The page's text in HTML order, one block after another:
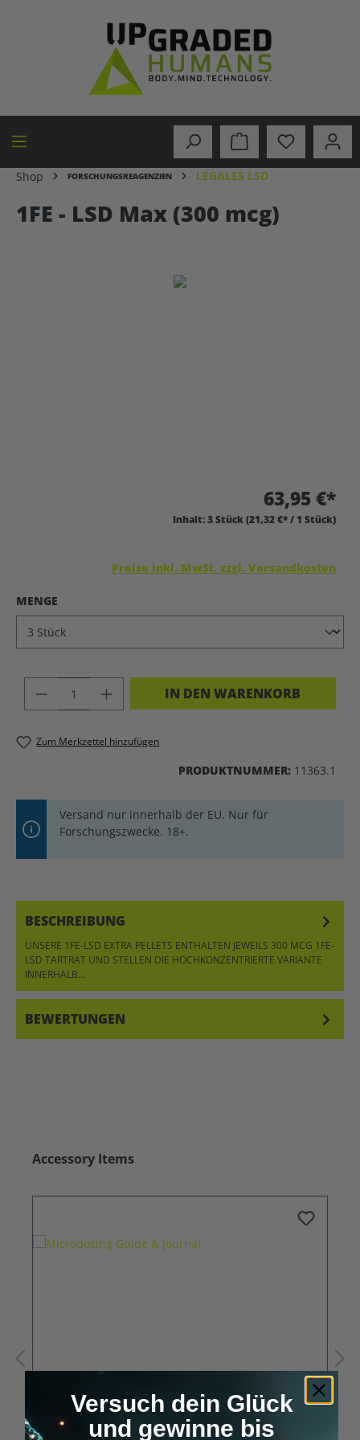
Shop FORSCHUNGSREAGENZIEN LEGALES LSD
1FE - LSD Max (300 mcg)
63,95 €*
Inhalt:3 Stück(21,32 €* / 1 Stück)
Preise inkl. MwSt. zzgl. Versandkosten
MENGE
PRODUKT ANZAHL: GIB DEN
IN DEN WARENKORB
Zum Merkzettel hinzufügen
PRODUKTNUMMER: 11363.1
Versand nur innerhalb der EU. Nur für
Forschungszwecke. 18+.
BESCHREIBUNG
UNSERE 1FE-LSD EXTRA PELLETS ENTHALTEN JEWEILS 300 MCG 1FE-
LSD TARTRAT UND STELLEN DIE HOCHKONZENTRIERTE VARIANTE
INNERHALB…
BEWERTUNGEN
Produktgalerie überspringen
Accessory Items
Versuch dein Glück
und gewinne bis